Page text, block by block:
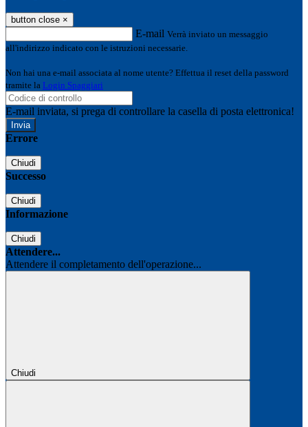
button close ×
E-mail Verrà inviato un messaggio
all'indirizzo indicato con le istruzioni necessarie.
Non hai una e-mail associata al nome utente? Effettua il reset della password
tramite la Login Spaggiari
E-mail inviata, si prega di controllare la casella di posta elettronica!
Errore
Chiudi
Successo
Chiudi
Informazione
Chiudi
Attendere...
Attendere il completamento dell'operazione...
Chiudi